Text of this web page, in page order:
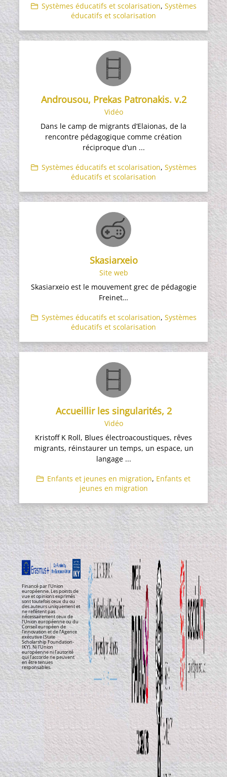
Systèmes éducatifs et scolarisation, Systèmes
éducatifs et scolarisation
Androusou, Prekas Patronakis. v.2
Vidéo
Dans le camp de migrants d’Elaionas, de la
rencontre pédagogique comme création
réciproque d’un ...
Systèmes éducatifs et scolarisation, Systèmes
éducatifs et scolarisation
Skasiarxeio
Site web
Skasiarxeio est le mouvement grec de pédagogie
Freinet…
Systèmes éducatifs et scolarisation, Systèmes
éducatifs et scolarisation
Accueillir les singularités, 2
Vidéo
Kristoff K Roll, Blues électroacoustiques, rêves
migrants, réinstaurer un temps, un espace, un
langage ...
Enfants et jeunes en migration, Enfants et
jeunes en migration
Financé par l’Union
européenne. Les points de
vue et opinions exprimés
sont toutefois ceux du ou
des auteurs uniquement et
ne reflètent pas
nécessairement ceux de
l’Union européenne ou du
Conseil européen de
l’innovation et de l’Agence
exécutive (State
Scholarship Foundation-
IKY). Ni l’Union
européenne ni l’autorité
qui l’accorde ne peuvent
en être tenues
responsables.